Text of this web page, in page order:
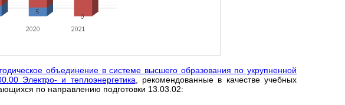
объединение в системе высшего образования по укрупненной
Электро- и теплоэнергетика , рекомендованные в качестве учебных
по направлению подготовки 13.03.02: